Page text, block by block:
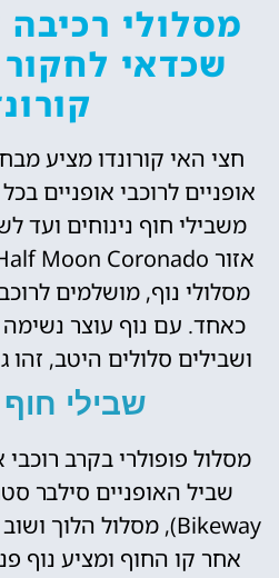
מסלולי רכיבה
שכדאי
חצי האי קורונדו מציע
אופניים לרוכבי אופניים
משבילי חוף נינוחים ועד
מסלולי נוף, מושלמים
כאחד. עם נוף עוצר
ושבילים סלולים היטב, זהו
שבילי חוף
מסלול פופולרי בקרב רוכבי
אחר קו החוף ומציע נוף